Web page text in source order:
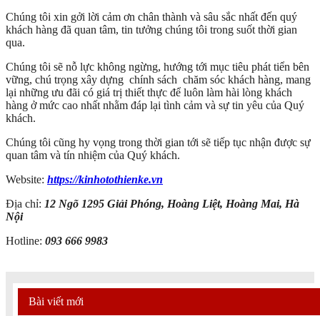
Chúng tôi xin gởi lời cảm ơn chân thành và sâu sắc nhất đến quý
khách hàng đã quan tâm, tin tưởng chúng tôi trong suốt thời gian
qua.
Chúng tôi sẽ nỗ lực không ngừng, hướng tới mục tiêu phát tiển bên
vững, chú trọng xây dựng chính sách chăm sóc khách hàng, mang
lại những ưu đãi có giá trị thiết thực để luôn làm hài lòng khách
hàng ở mức cao nhất nhằm đáp lại tình cảm và sự tin yêu của Quý
khách.
Chúng tôi cũng hy vọng trong thời gian tới sẽ tiếp tục nhận được sự
quan tâm và tín nhiệm của Quý khách.
Website: https://kinhotothienke.vn
Địa chỉ: 12 Ngõ 1295 Giải Phóng, Hoàng Liệt, Hoàng Mai, Hà
Nội
Hotline: 093 666 9983
Bài viết mới